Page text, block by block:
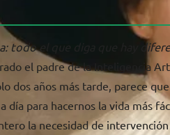
todo el que diga que hay
el padre de la Inteligencia
dos años más tarde, parece
día para hacernos la vida más
la necesidad de